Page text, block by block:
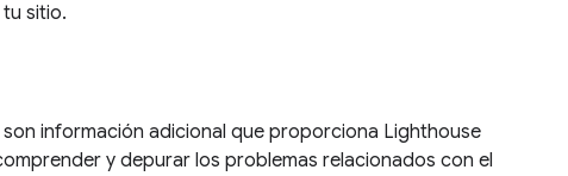
sitio.
información adicional que proporciona Lighthouse
y depurar los problemas relacionados con el